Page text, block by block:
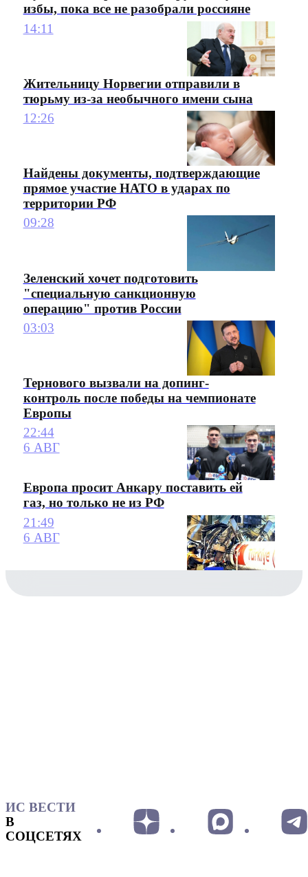
избы, пока все не разобрали россияне
14:11
Жительницу Норвегии отправили в
тюрьму из-за необычного имени сына
12:26
Найдены документы, подтверждающие
прямое участие НАТО в ударах по
территории РФ
09:28
Зеленский хочет подготовить
"специальную санкционную
операцию" против России
03:03
Тернового вызвали на допинг-
контроль после победы на чемпионате
Европы
22:44
6 АВГ
Европа просит Анкару поставить ей
газ, но только не из РФ
21:49
6 АВГ
ИС ВЕСТИ
В
СОЦСЕТЯХ